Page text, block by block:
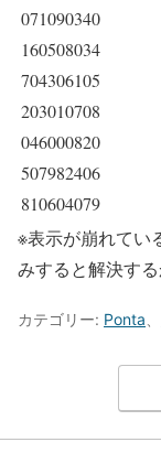
071090340
160508034
704306105
203010708
046000820
507982406
810604079
※表示が崩れてい
みすると解決する
カテゴリー: Ponta